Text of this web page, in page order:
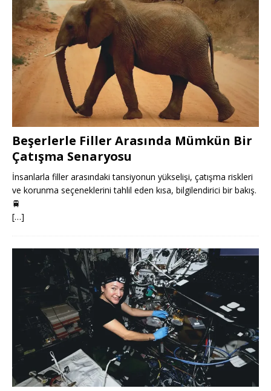
Beşerlerle Filler Arasında Mümkün Bir
Çatışma Senaryosu
İnsanlarla filler arasındaki tansiyonun yükselişi, çatışma riskleri
ve korunma seçeneklerini tahlil eden kısa, bilgilendirici bir bakış.
🚆
[…]